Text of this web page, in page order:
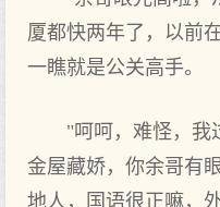
厦都快两年了，以前
一瞧就是公关高手。
"呵呵，难怪，我
金屋藏娇，你余哥有
地人，国语很正嘛，